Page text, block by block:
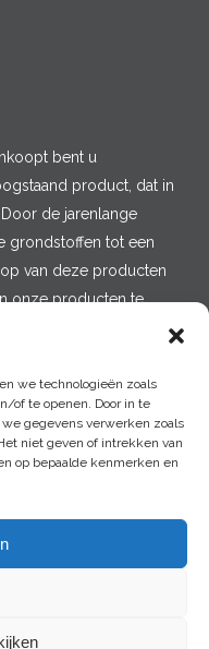
we technologieën zoals
of te openen. Door in te
gegevens verwerken zoals
niet geven of intrekken van
op bepaalde kenmerken en
bent u
product, dat in
de jarenlange
grondstoffen tot een
van deze producten
onze producten te